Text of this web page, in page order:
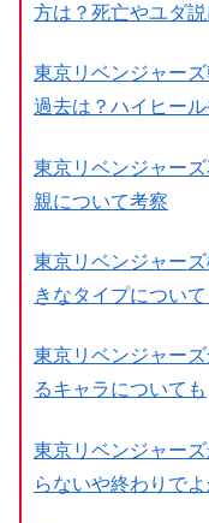
方は？死亡やユダ
東京リベンジャー
過去は？ハイヒー
東京リベンジャー
親について考察
東京リベンジャー
きなタイプについて
東京リベンジャー
るキャラについても
東京リベンジャー
らないや終わりで